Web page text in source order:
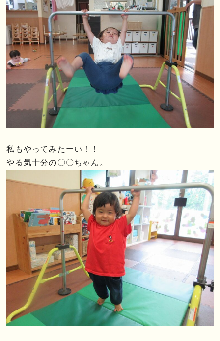
私もやってみたーい！！
やる気十分の〇〇ちゃん。